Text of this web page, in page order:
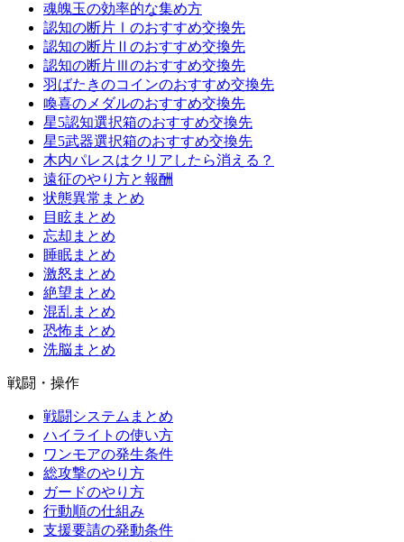
魂魄玉の効率的な集め方
認知の断片Ⅰのおすすめ交換先
認知の断片Ⅱのおすすめ交換先
認知の断片Ⅲのおすすめ交換先
羽ばたきのコインのおすすめ交換先
喚喜のメダルのおすすめ交換先
星5認知選択箱のおすすめ交換先
星5武器選択箱のおすすめ交換先
木内パレスはクリアしたら消える？
遠征のやり方と報酬
状態異常まとめ
目眩まとめ
忘却まとめ
睡眠まとめ
激怒まとめ
絶望まとめ
混乱まとめ
恐怖まとめ
洗脳まとめ
戦闘・操作
戦闘システムまとめ
ハイライトの使い方
ワンモアの発生条件
総攻撃のやり方
ガードのやり方
行動順の仕組み
支援要請の発動条件